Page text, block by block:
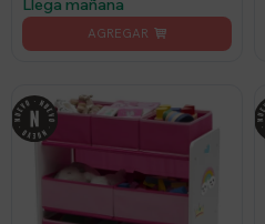
Llega mañana